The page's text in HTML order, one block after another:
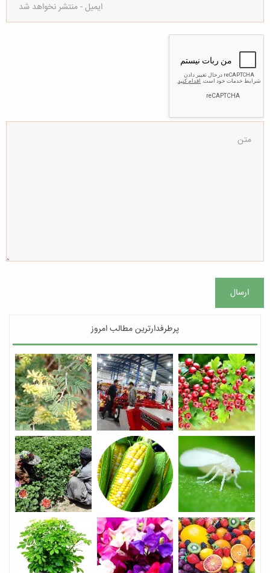
ارسال
پرطرفدارترین مطالب امروز